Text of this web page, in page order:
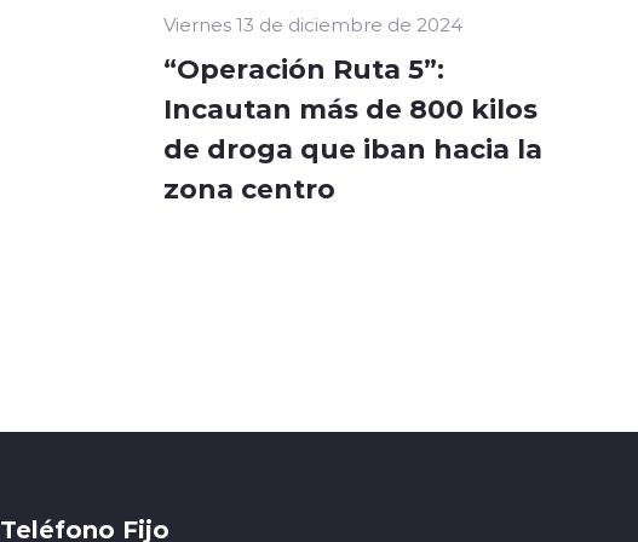
Viernes 13 de diciembre de 2024
“Operación Ruta 5”:
Incautan más de 800 kilos
de droga que iban hacia la
zona centro
Teléfono Fijo